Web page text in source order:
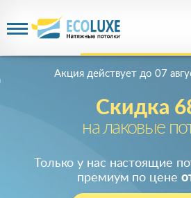
Скидка
на лаковые
Акция действует до 07
Только у нас настоящие
премиум по цене